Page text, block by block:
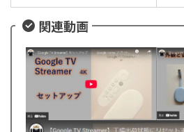
関連動画